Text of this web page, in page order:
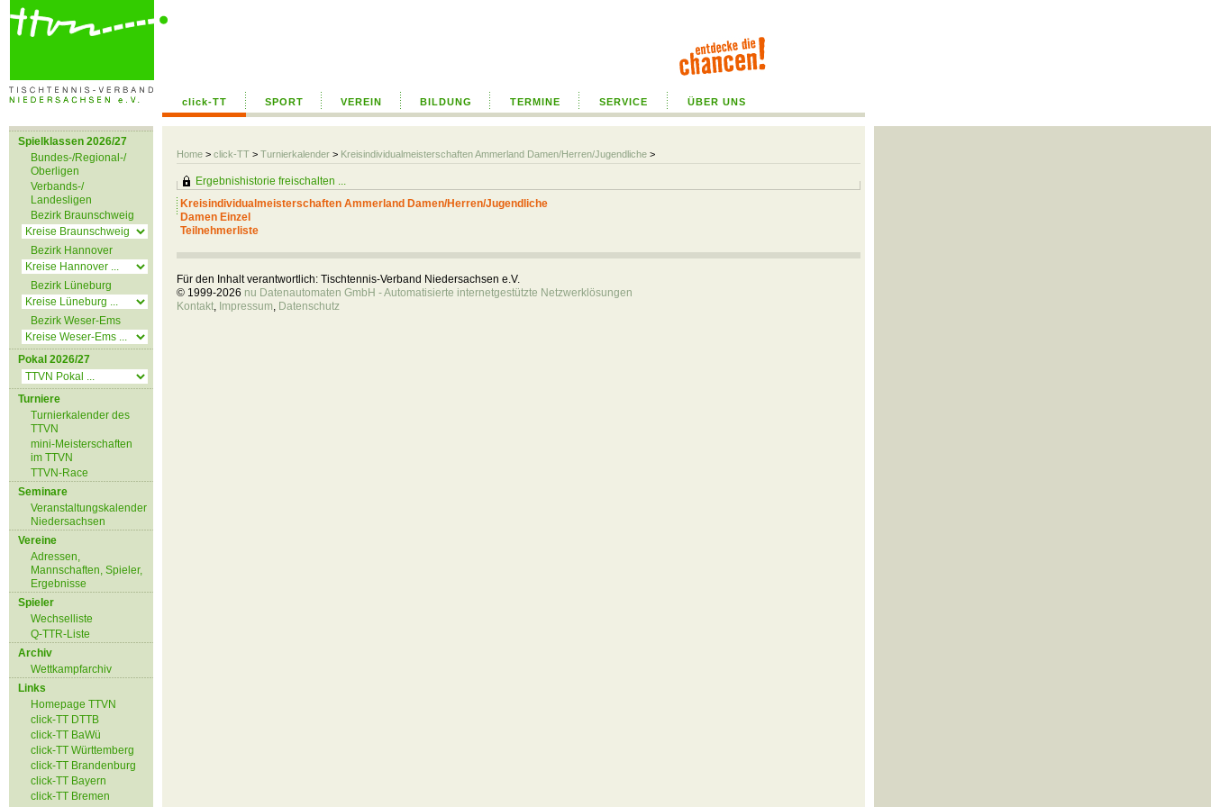
click-TT SPORT VEREIN BILDUNG TERMINE SERVICE ÜBER UNS
Home > click-TT > Turnierkalender > Kreisindividualmeisterschaften Ammerland Damen/Herren/Jugendliche >
Spielklassen 2026/27
Bundes-/Regional-/
Oberligen
Verbands-/
Landesligen
Bezirk Braunschweig
Bezirk Hannover
Bezirk Lüneburg
Bezirk Weser-Ems
Pokal 2026/27
Turniere
Turnierkalender des
TTVN
mini-Meisterschaften
im TTVN
TTVN-Race
Seminare
Veranstaltungskalender
Niedersachsen
Vereine
Adressen,
Mannschaften, Spieler,
Ergebnisse
Spieler
Wechselliste
Q-TTR-Liste
Archiv
Wettkampfarchiv
Links
Homepage TTVN
click-TT DTTB
click-TT BaWü
click-TT Württemberg
click-TT Brandenburg
click-TT Bayern
click-TT Bremen
Ergebnishistorie freischalten ...
Kreisindividualmeisterschaften Ammerland Damen/Herren/Jugendliche
Damen Einzel
Teilnehmerliste
Für den Inhalt verantwortlich: Tischtennis-Verband Niedersachsen e.V.
© 1999-2026 nu Datenautomaten GmbH - Automatisierte internetgestützte Netzwerklösungen
Kontakt, Impressum, Datenschutz